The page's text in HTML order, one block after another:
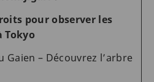
pour observer les
Tokyo
Gaien – Découvrez l’arbre